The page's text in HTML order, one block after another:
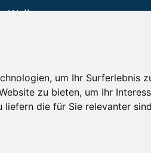
um Ihr Surferlebnis
zu bieten, um Ihr
liefern die für Sie relevanter
Wellness